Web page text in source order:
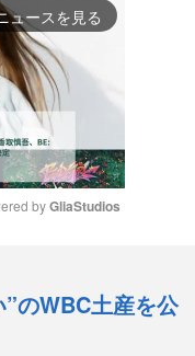
ュースを見る
e
by GliaStudios
のWBC土産を公